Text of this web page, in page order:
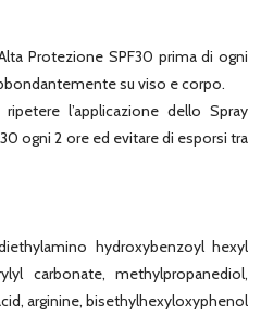
Protezione SPF30 prima di ogni
su viso e corpo.
l’applicazione dello Spray
ogni 2 ore ed evitare di esporsi tra
hydroxybenzoyl hexyl
carbonate, methylpropanediol,
arginine, bisethylhexyloxyphenol